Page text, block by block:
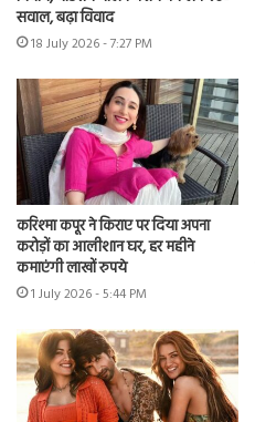
सवाल, बढ़ा विवाद
18 July 2026 - 7:27 PM
करिश्मा कपूर ने किराए पर दिया अपना
करोड़ों का आलीशान घर, हर महीने
कमाएंगी लाखों रुपये
1 July 2026 - 5:44 PM